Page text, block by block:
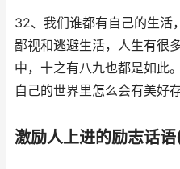
32、我们谁都有自己的生活
鄙视和逃避生活，人生有很
中，十之有八九也都是如此
自己的世界里怎么会有美好
激励人上进的励志话